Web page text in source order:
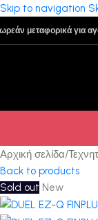
Skip to navigation
μεταφορικά για
Αρχική σελίδα/
Back to products
Sold out New